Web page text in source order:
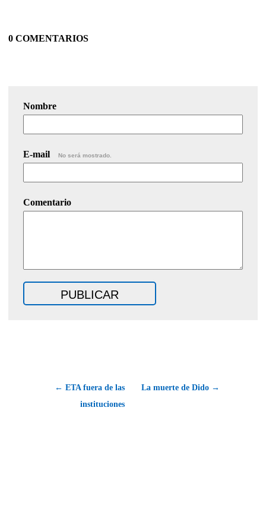
0 COMENTARIOS
Nombre
E-mail No será mostrado.
Comentario
← ETA fuera de las
instituciones
La muerte de Dido →